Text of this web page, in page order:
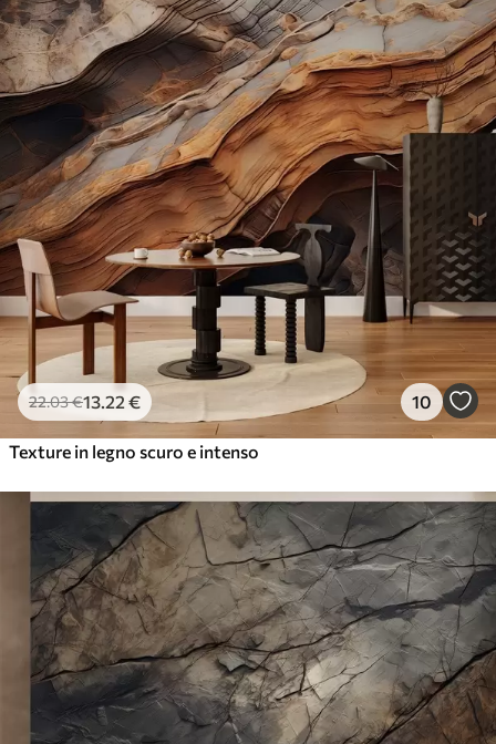
22.03€13 .22 € 10
Texture in legno scuro e intenso